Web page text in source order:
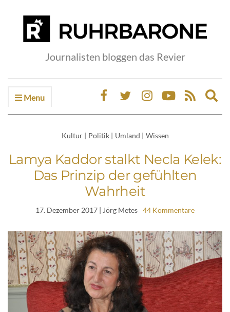
Journalisten bloggen das Revier
Menu
Kultur | Politik | Umland | Wissen
Lamya Kaddor stalkt Necla Kelek:
Das Prinzip der gefühlten
Wahrheit
17. Dezember 2017 | Jörg Metes 44 Kommentare